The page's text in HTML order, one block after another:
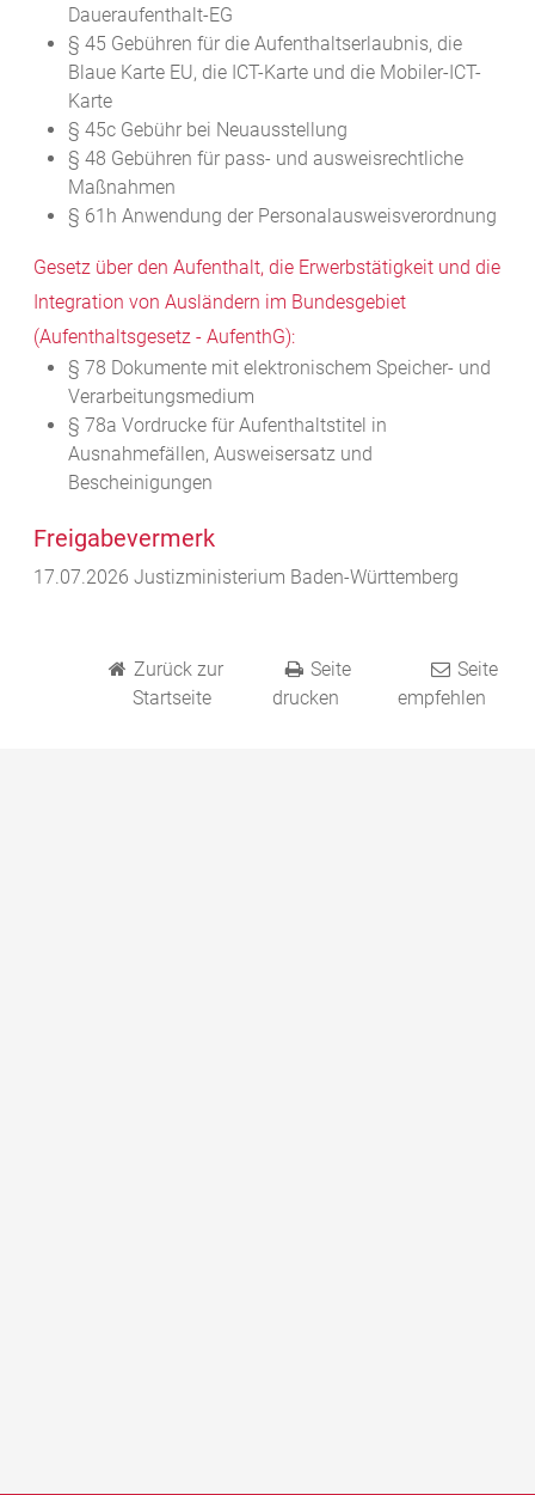
Daueraufenthalt-EG
§ 45 Gebühren für die Aufenthaltserlaubnis, die
Blaue Karte EU, die ICT-Karte und die Mobiler-ICT-
Karte
§ 45c Gebühr bei Neuausstellung
§ 48 Gebühren für pass- und ausweisrechtliche
Maßnahmen
§ 61h Anwendung der Personalausweisverordnung
Gesetz über den Aufenthalt, die Erwerbstätigkeit und die
Integration von Ausländern im Bundesgebiet
(Aufenthaltsgesetz - AufenthG):
§ 78 Dokumente mit elektronischem Speicher- und
Verarbeitungsmedium
§ 78a Vordrucke für Aufenthaltstitel in
Ausnahmefällen, Ausweisersatz und
Bescheinigungen
Freigabevermerk
17.07.2026 Justizministerium Baden-Württemberg
Zurück zur
Startseite
Seite
drucken
Seite
empfehlen